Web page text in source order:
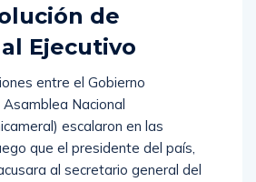
de
Ejecutivo
entre el Gobierno
Nacional
escalaron en las
que el presidente del país,
al secretario general del